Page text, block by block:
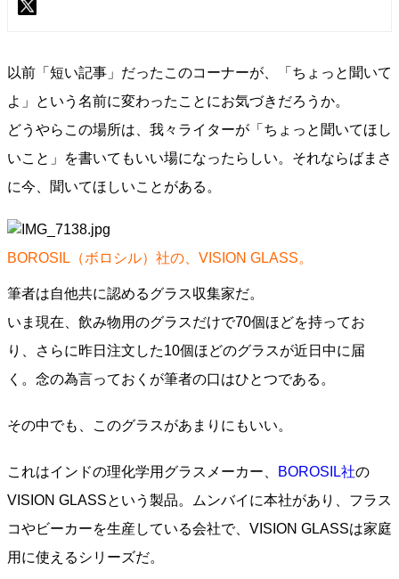
以前「短い記事」だったこのコーナーが、「ちょっと聞いて
よ」という名前に変わったことにお気づきだろうか。
どうやらこの場所は、我々ライターが「ちょっと聞いてほし
いこと」を書いてもいい場になったらしい。それならばまさ
に今、聞いてほしいことがある。
BOROSIL（ボロシル）社の、VISION GLASS。
筆者は自他共に認めるグラス収集家だ。
いま現在、飲み物用のグラスだけで70個ほどを持ってお
り、さらに昨日注文した10個ほどのグラスが近日中に届
く。念の為言っておくが筆者の口はひとつである。
その中でも、このグラスがあまりにもいい。
これはインドの理化学用グラスメーカー、 BOROSIL社の
VISION GLASSという製品。ムンバイに本社があり、フラス
コやビーカーを生産している会社で、VISION GLASSは家庭
用に使えるシリーズだ。